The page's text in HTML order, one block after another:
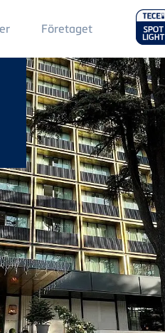
Main
Menu
2
Företaget